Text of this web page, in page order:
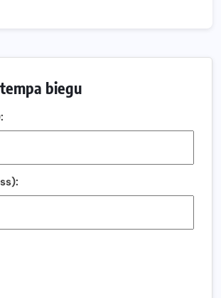
i profil stworzony do szybkiego
3: Kompleksowe narzędzie dla biegacza
Co warto o niej wiedzieć?
miejsca na jubileuszowy Bieg
biegu